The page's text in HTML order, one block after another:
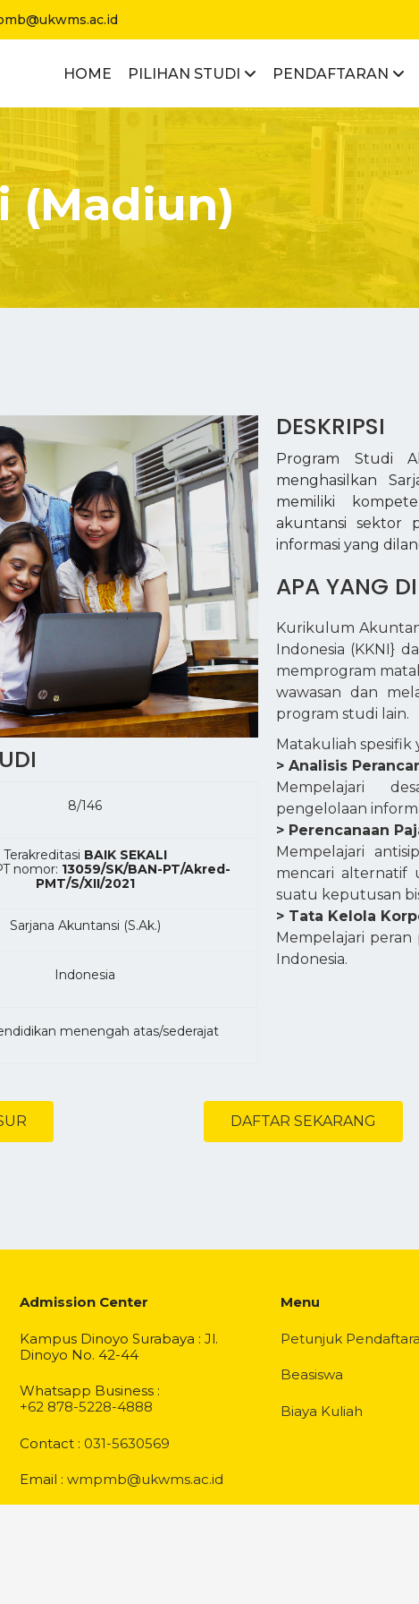
HOME PILIHAN STUDI PENDAFTARAN
(Madiun)
8/146
Terakreditasi BAIK SEKALI
nomor: 13059/SK/BAN-PT/Akred-
PMT/S/XII/2021
Sarjana Akuntansi (S.Ak.)
Indonesia
menengah atas/sederajat
DESKRIPSI
Program Studi
menghasilkan
memiliki
akuntansi sektor
informasi yang
APA YANG
Kurikulum
Indonesia (KKNI}
memprogram
wawasan dan
program studi lain.
Matakuliah
> Analisis
Mempelajari
pengelolaan
> Perencanaan
Mempelajari
mencari alternatif
suatu keputusan
> Tata Kelola
Mempelajari
Indonesia.
DAFTAR SEKARANG
Admission Center
Kampus Dinoyo Surabaya : Jl.
Dinoyo No. 42-44
Whatsapp Business :
+62 878-5228-4888
Contact : 031-5630569
Email : wmpmb@ukwms.ac.id
Menu
Petunjuk
Beasiswa
Biaya Kuliah